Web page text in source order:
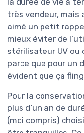
très vendeur, mais
aimé un petit
mieux éviter de
stérilisateur UV
parce que pour un
évident que ça
Pour la
plus d’un an de
(moi compris)